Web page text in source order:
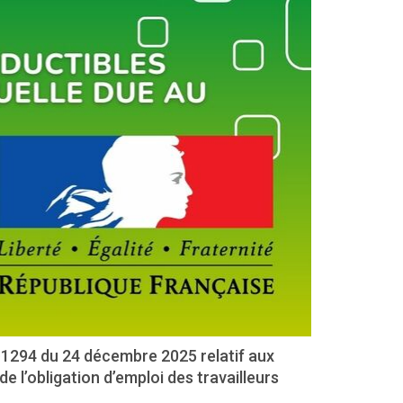
du 24 décembre 2025 relatif aux
l’obligation d’emploi des travailleurs